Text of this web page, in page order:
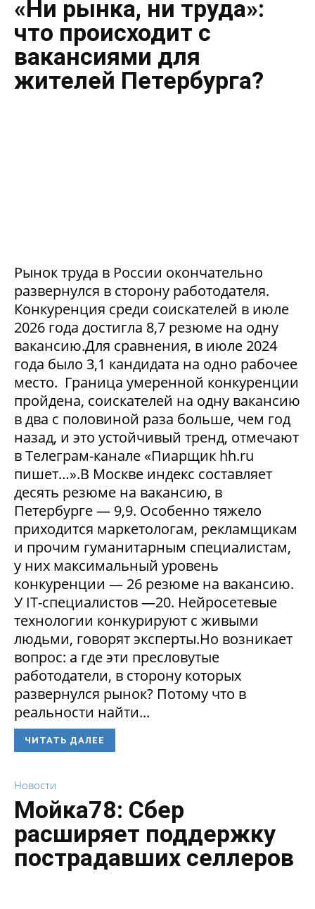
«Ни рынка, ни труда»:
что происходит с
вакансиями для
жителей Петербурга?
Рынок труда в России окончательно
развернулся в сторону работодателя.
Конкуренция среди соискателей в июле
2026 года достигла 8,7 резюме на одну
вакансию.Для сравнения, в июле 2024
года было 3,1 кандидата на одно рабочее
место. Граница умеренной конкуренции
пройдена, соискателей на одну вакансию
в два с половиной раза больше, чем год
назад, и это устойчивый тренд, отмечают
в Телеграм-канале «Пиарщик hh.ru
пишет…».В Москве индекс составляет
десять резюме на вакансию, в
Петербурге — 9,9. Особенно тяжело
приходится маркетологам, рекламщикам
и прочим гуманитарным специалистам,
у них максимальный уровень
конкуренции — 26 резюме на вакансию.
У IT-специалистов —20. Нейросетевые
технологии конкурируют с живыми
людьми, говорят эксперты.Но возникает
вопрос: а где эти пресловутые
работодатели, в сторону которых
развернулся рынок? Потому что в
реальности найти...
ЧИТАТЬ ДАЛЕЕ
Новости
Мойка78: Сбер
расширяет поддержку
пострадавших селлеров